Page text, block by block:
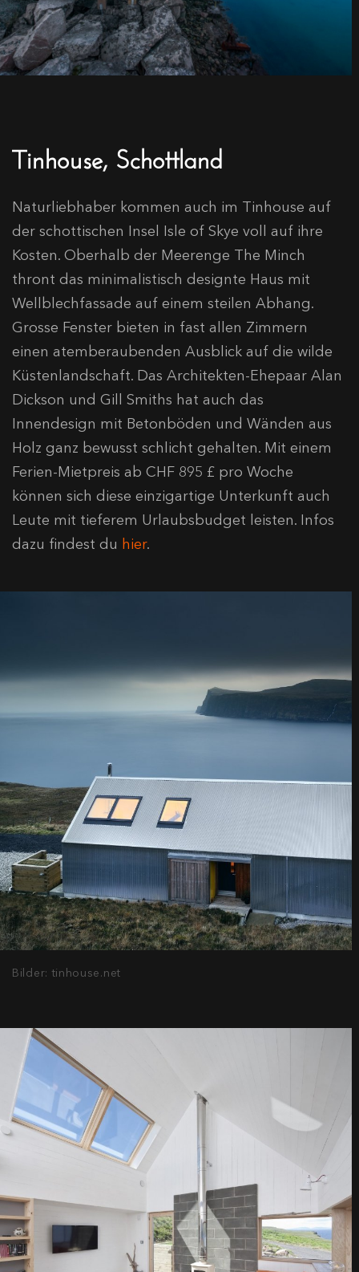
Tinhouse, Schottland
Naturliebhaber kommen auch im Tinhouse auf
der schottischen Insel Isle of Skye voll auf ihre
Kosten. Oberhalb der Meerenge The Minch
thront das minimalistisch designte Haus mit
Wellblechfassade auf einem steilen Abhang.
Grosse Fenster bieten in fast allen Zimmern
einen atemberaubenden Ausblick auf die wilde
Küstenlandschaft. Das Architekten-Ehepaar Alan
Dickson und Gill Smiths hat auch das
Innendesign mit Betonböden und Wänden aus
Holz ganz bewusst schlicht gehalten. Mit einem
Ferien-Mietpreis ab CHF 895 £ pro Woche
können sich diese einzigartige Unterkunft auch
Leute mit tieferem Urlaubsbudget leisten. Infos
dazu findest du hier.
Bilder: tinhouse.net